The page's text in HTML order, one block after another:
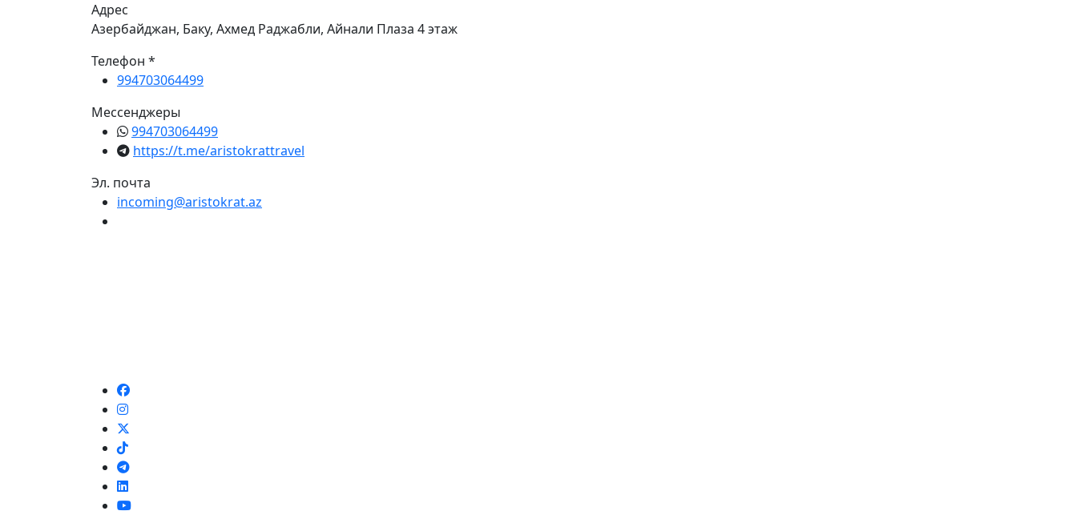
Адрес
Азербайджан, Баку, Ахмед Раджабли, Айнали Плаза 4 этаж
Телефон *
994703064499
Мессенджеры
994703064499
https://t.me/aristokrattravel
Эл. почта
incoming@aristokrat.az